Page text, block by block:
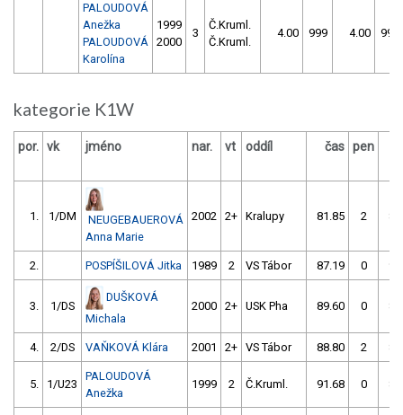
PALOUDOVÁ
Anežka
PALOUDOVÁ
Karolína
1999
2000
3
Č.Kruml.
Č.Kruml.
4.00 999 4.00 999
kategorie K1W
por. vk jméno nar. vt oddíl čas pen
1. 1/DM
NEUGEBAUEROVÁ
Anna Marie
2002 2+ Kralupy 81.85 2
2. POSPÍŠILOVÁ Jitka 1989 2 VS Tábor 87.19 0
3. 1/DS
DUŠKOVÁ
Michala
2000 2+ USK Pha 89.60 0
4. 2/DS VAŇKOVÁ Klára 2001 2+ VS Tábor 88.80 2
5. 1/U23
PALOUDOVÁ
Anežka
1999 2 Č.Kruml. 91.68 0